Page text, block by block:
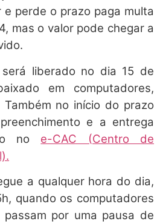
perde o prazo paga multa
mas o valor pode chegar a
liberado no dia 15 de
em computadores,
no início do prazo
e a entrega
no e-CAC (Centro de
a qualquer hora do dia,
quando os computadores
passam por uma pausa de